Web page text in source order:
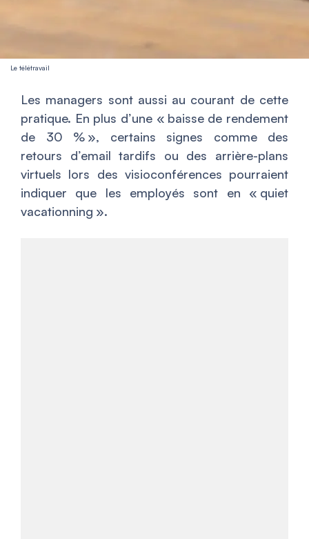
Le télétravail
Les managers sont aussi au courant de cette
pratique. En plus d’une « baisse de rendement
de 30 % », certains signes comme des
retours d’email tardifs ou des arrière-plans
virtuels lors des visioconférences pourraient
indiquer que les employés sont en « quiet
vacationning ».